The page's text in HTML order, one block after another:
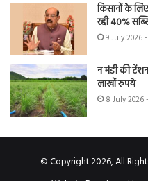
किसानों के
रही 40%
9 July 2026
न मंडी की
लाखों रुपये
8 July 2026
© Copyright 2026, All